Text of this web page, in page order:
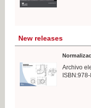
New releases
Archivo